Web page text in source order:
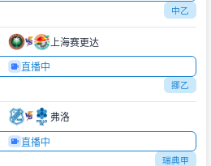
中乙
上海赛更达
直播中
挪乙
弗洛
直播中
瑞典甲